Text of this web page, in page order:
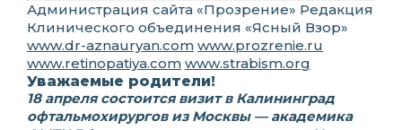
Администрация сайта «Прозрение» Редакция
Клинического объединения «Ясный Взор»
www.dr-aznauryan.com www.prozrenie.ru
www.retinopatiya.com www.strabism.org
Уважаемые родители!
18 апреля состоится визит в Калининград
офтальмохирургов из Москвы — академика